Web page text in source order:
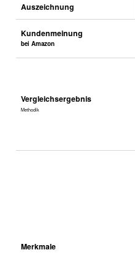
Auszeichnung
Kundenmeinung
bei Amazon
Vergleichsergebnis
Methodik
Merkmale